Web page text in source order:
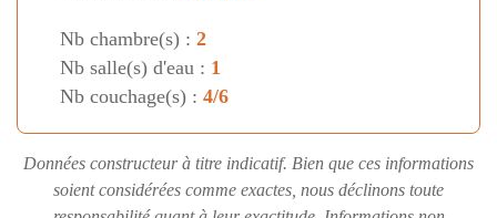
Nb chambre(s) : 2
Nb salle(s) d'eau : 1
Nb couchage(s) : 4/6
Données constructeur à titre indicatif. Bien que ces informations
soient considérées comme exactes, nous déclinons toute